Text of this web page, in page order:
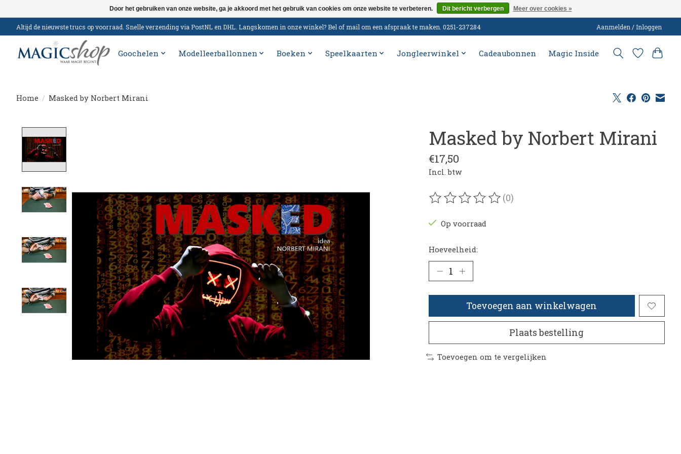
Altijd de nieuwste trucs op voorraad. Snelle verzending via PostNL en DHL. Langskomen in onze winkel? Bel of mail om een afspraak te maken. 0251-237284 Aanmelden / Inloggen
Goochelen Modelleerballonnen Boeken Speelkaarten Jongleerwinkel Cadeaubonnen Magic Inside
Home / Masked by Norbert Mirani
Masked by Norbert Mirani
€17,50
Incl. btw
De beoordeling van dit product is
(0)
Op voorraad
Hoeveelheid:
Toevoegen aan winkelwagen
Plaats bestelling
Toevoegen om te vergelijken
Door het gebruiken van onze website, ga je akkoord met het gebruik van cookies om onze website te verbeteren. Dit bericht verbergen Meer over cookies »